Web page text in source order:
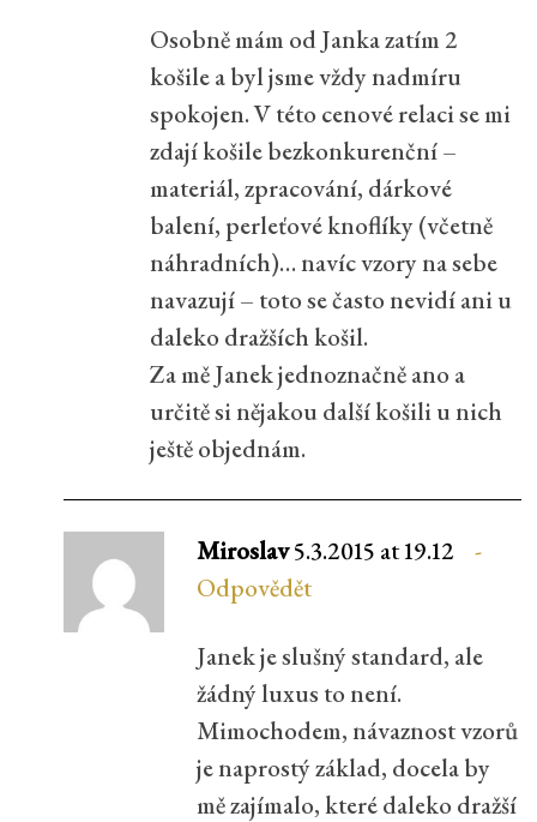
Osobně mám od Janka zatím 2
košile a byl jsme vždy nadmíru
spokojen. V této cenové relaci se mi
zdají košile bezkonkurenční –
materiál, zpracování, dárkové
balení, perleťové knoflíky (včetně
náhradních)… navíc vzory na sebe
navazují – toto se často nevidí ani u
daleko dražších košil.
Za mě Janek jednoznačně ano a
určitě si nějakou další košili u nich
ještě objednám.
Miroslav5.3.2015 at 19.12
Odpovědět
Janek je slušný standard, ale
žádný luxus to není.
Mimochodem, návaznost vzorů
je naprostý základ, docela by
mě zajímalo, které daleko dražší